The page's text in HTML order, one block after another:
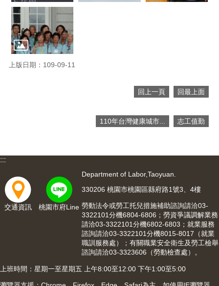
用
回
首
頁
網
見
問
題
網
上版日期：109-09-11
回上一頁 回最上面
110年台灣健康城市... 志工值勤
:::
交通資訊 桃園市府Line
Department of Labor,Taoyuan.
330206 桃園市桃園區縣府路1號3、4樓
勞動法令或勞工托兒措施補助諮詢請洽03-
3322101分機6804-6806；勞資爭議調解業務
請洽03-3322101分機6802-6803；就業服務
諮詢請洽03-3322101分機8015-8017（就業
職訓服務處）；有關職業安全衛生及勞工檢舉
諮詢請洽03-3323606（勞動檢查處）。
上班時間：星期一至星期五 上午8:00至12:00 下午1:00至5:00